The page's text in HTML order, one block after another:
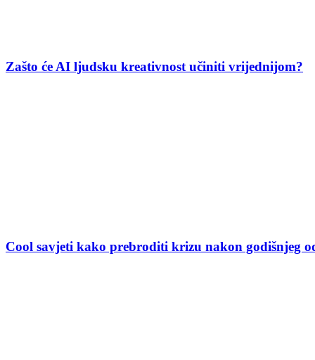
Zašto će AI ljudsku kreativnost učiniti vrijednijom?
Cool savjeti kako prebroditi krizu nakon godišnjeg